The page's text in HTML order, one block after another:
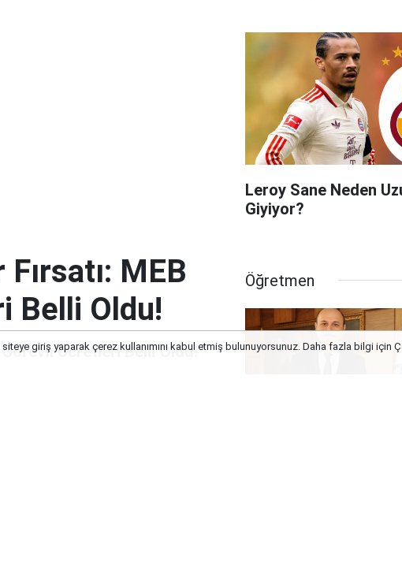
Leroy Sane Neden
Giyiyor?
MEB
Belli Oldu!
Görevli Ücretleri Belli Oldu!
Öğretmen
giriş yaparak çerez kullanımını kabul etmiş bulunuyorsunuz. Daha fazla bilgi için